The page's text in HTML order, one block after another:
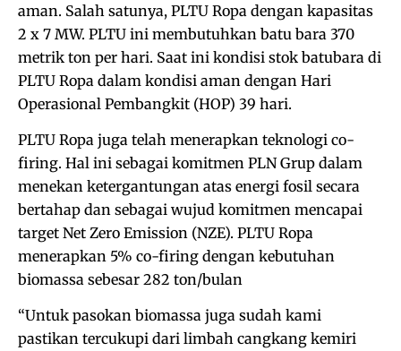
aman. Salah satunya, PLTU Ropa dengan kapasitas
2 x 7 MW. PLTU ini membutuhkan batu bara 370
metrik ton per hari. Saat ini kondisi stok batubara di
PLTU Ropa dalam kondisi aman dengan Hari
Operasional Pembangkit (HOP) 39 hari.
PLTU Ropa juga telah menerapkan teknologi co-
firing. Hal ini sebagai komitmen PLN Grup dalam
menekan ketergantungan atas energi fosil secara
bertahap dan sebagai wujud komitmen mencapai
target Net Zero Emission (NZE). PLTU Ropa
menerapkan 5% co-firing dengan kebutuhan
biomassa sebesar 282 ton/bulan
“Untuk pasokan biomassa juga sudah kami
pastikan tercukupi dari limbah cangkang kemiri